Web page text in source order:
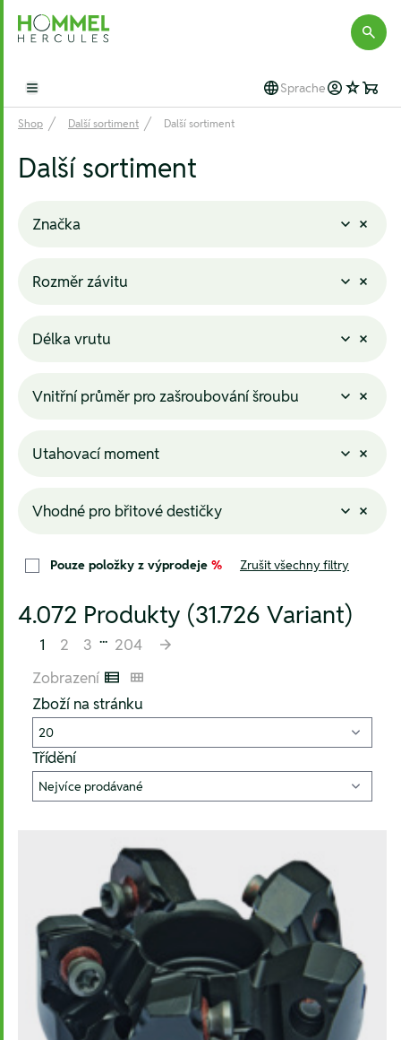
Hommel Hercules
Open main menu Sprache
Shop Další sortiment Další sortiment
Další sortiment
Značka
Rozměr závitu
Délka vrutu
Vnitřní průměr pro zašroubování šroubu
Utahovací moment
Vhodné pro břitové destičky
Pouze položky z výprodeje % Zrušit všechny filtry
4.072 Produkty (31.726 Variant)
1 2 3 ... 204
Zobrazení Listenansicht
Kachelansicht
Zboží na stránku
Třídění